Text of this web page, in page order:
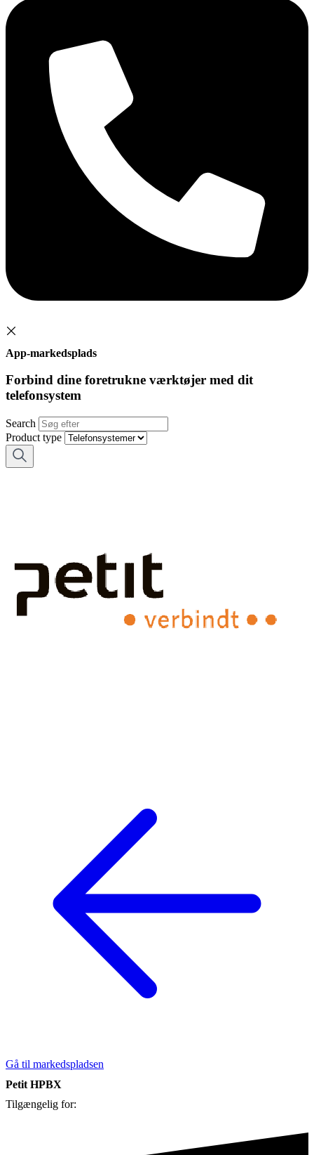
App-markedsplads
Forbind dine foretrukne værktøjer med dit
telefonsystem
Search
Product type
Gå til markedspladsen
Petit HPBX
Tilgængelig for: